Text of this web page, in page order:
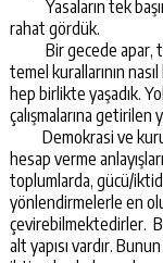
Yasaların tek
rahat gördük.
Bir gecede apar,
temel kurallarının
hep birlikte yaşadık.
çalışmalarına getirilen
Demokrasi ve
hesap verme
toplumlarda, gücü/
yönlendirmelerle en
çevirebilmektedirler.
alt yapısı vardır.